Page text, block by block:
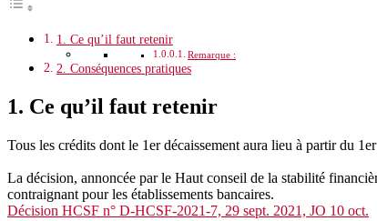
1. Ce qu’il faut retenir
Remarque :
2. Conséquences pratiques
1. Ce qu’il faut retenir
Tous les crédits dont le 1er décaissement aura lieu à partir du
La décision, annoncée par le Haut conseil de la stabilité
contraignant pour les établissements bancaires.
Décision HCSF n° D-HCSF-2021-7, 29 sept. 2021, JO 10 oct.